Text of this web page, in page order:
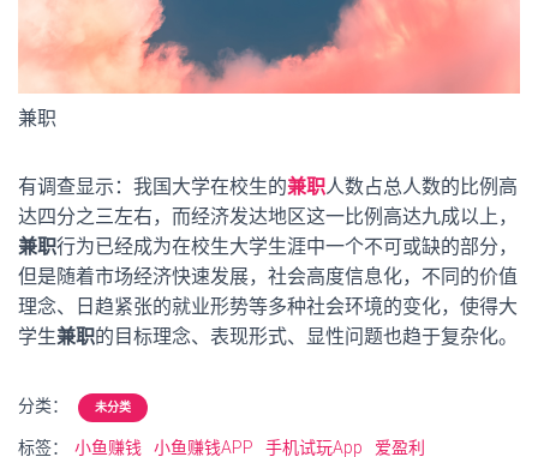
兼职
有调查显示：我国大学在校生的兼职人数占总人数的比例高
达四分之三左右，而经济发达地区这一比例高达九成以上，
兼职行为已经成为在校生大学生涯中一个不可或缺的部分，
但是随着市场经济快速发展，社会高度信息化，不同的价值
理念、日趋紧张的就业形势等多种社会环境的变化，使得大
学生兼职的目标理念、表现形式、显性问题也趋于复杂化。
分类： 未分类
标签： 小鱼赚钱 小鱼赚钱APP 手机试玩App 爱盈利